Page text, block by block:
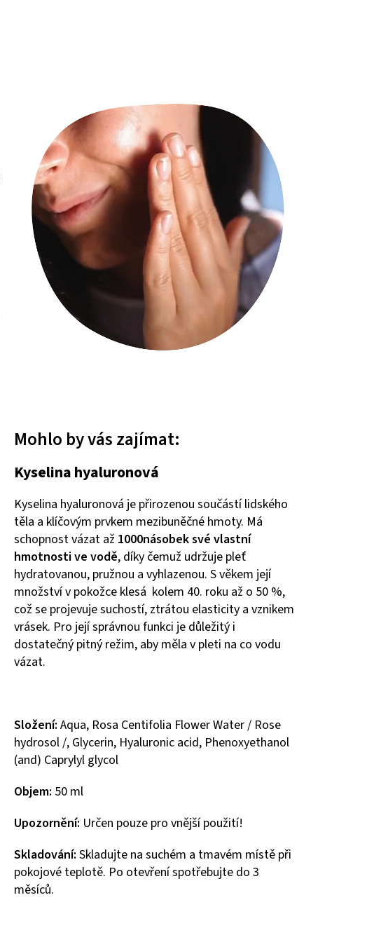
Mohlo by vás zajímat:
Kyselina hyaluronová
Kyselina hyaluronová je přirozenou součástí lidského
těla a klíčovým prvkem mezibuněčné hmoty. Má
schopnost vázat až 1000násobek své vlastní
hmotnosti ve vodě, díky čemuž udržuje pleť
hydratovanou, pružnou a vyhlazenou. S věkem její
množství v pokožce klesá kolem 40. roku až o 50 %,
což se projevuje suchostí, ztrátou elasticity a vznikem
vrásek. Pro její správnou funkci je důležitý i
dostatečný pitný režim, aby měla v pleti na co vodu
vázat.
Složení: Aqua, Rosa Centifolia Flower Water / Rose
hydrosol /, Glycerin, Hyaluronic acid, Phenoxyethanol
(and) Caprylyl glycol
Objem: 50 ml
Upozornění: Určen pouze pro vnější použití!
Skladování: Skladujte na suchém a tmavém místě při
pokojové teplotě. Po otevření spotřebujte do 3
měsíců.